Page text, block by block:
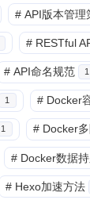
# API版本管理
# RESTful
# API命名规范 1
1 # Docker
1 # Docker
# Docker数据
# Hexo加速方法